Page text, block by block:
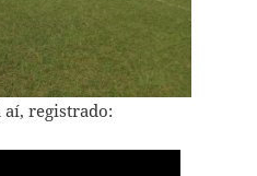
registrado: